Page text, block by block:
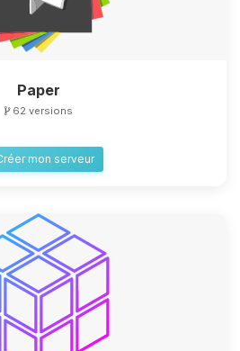
Paper
62 versions
mon serveur
et je vais remuer mes
pour t’aider.
à 20:58